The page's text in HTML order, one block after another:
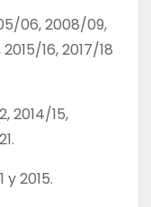
06, 2008/09,
16, 2017/18
2014/15,
y 2015.